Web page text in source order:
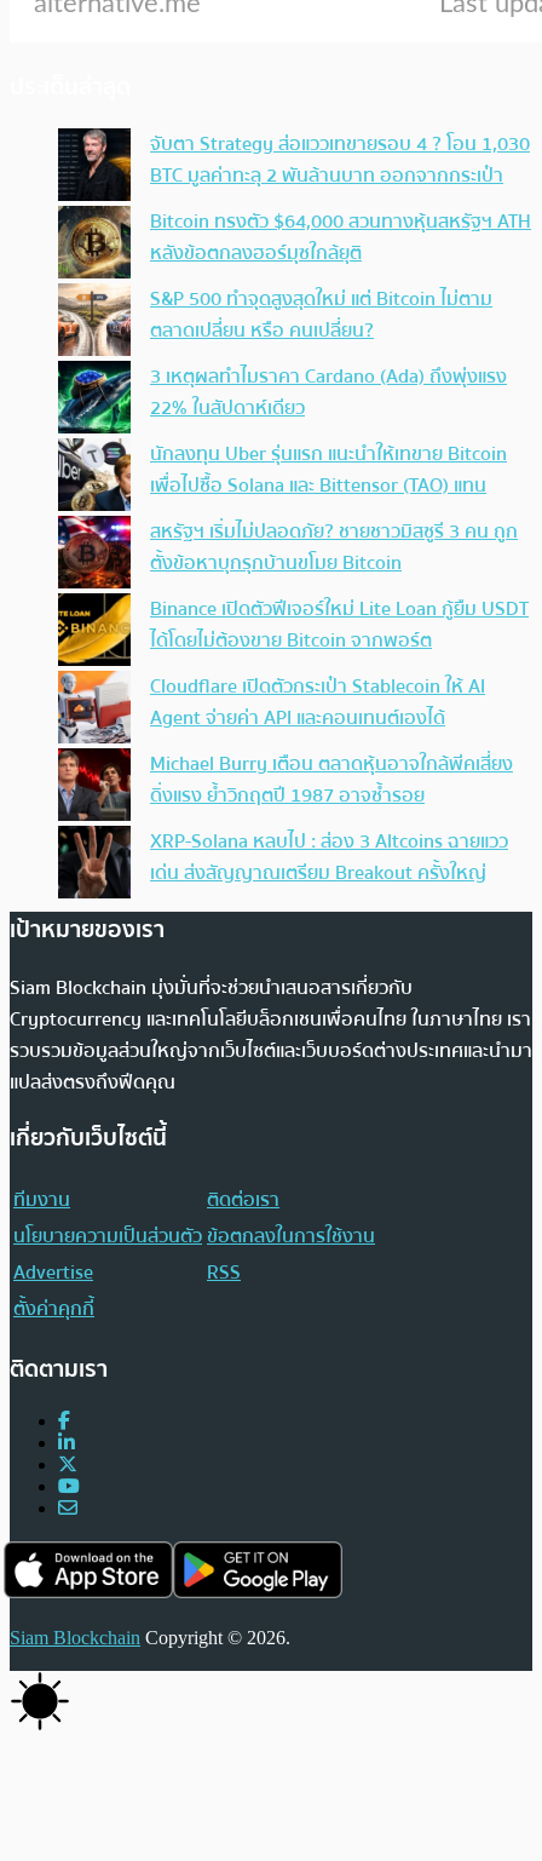
จับตา Strategy ส่อแววเทขายรอบ 4 ? โอน 1,030
BTC มูลค่าทะลุ 2 พันล้านบาท ออกจากกระเป๋า
Bitcoin ทรงตัว $64,000 สวนทางหุ้นสหรัฐฯ ATH
หลังข้อตกลงฮอร์มุซใกล้ยุติ
S&P 500 ทำจุดสูงสุดใหม่ แต่ Bitcoin ไม่ตาม
ตลาดเปลี่ยน หรือ คนเปลี่ยน?
3 เหตุผลทำไมราคา Cardano (Ada) ถึงพุ่งแรง
22% ในสัปดาห์เดียว
นักลงทุน Uber รุ่นแรก แนะนำให้เทขาย Bitcoin
เพื่อไปซื้อ Solana และ Bittensor (TAO) แทน
สหรัฐฯ เริ่มไม่ปลอดภัย? ชายชาวมิสซูรี 3 คน ถูก
ตั้งข้อหาบุกรุกบ้านขโมย Bitcoin
Binance เปิดตัวฟีเจอร์ใหม่ Lite Loan กู้ยืม USDT
ได้โดยไม่ต้องขาย Bitcoin จากพอร์ต
Cloudflare เปิดตัวกระเป๋า Stablecoin ให้ AI
Agent จ่ายค่า API และคอนเทนต์เองได้
Michael Burry เตือน ตลาดหุ้นอาจใกล้พีคเสี่ยง
ดิ่งแรง ย้ำวิกฤตปี 1987 อาจซ้ำรอย
XRP-Solana หลบไป : ส่อง 3 Altcoins ฉายแวว
เด่น ส่งสัญญาณเตรียม Breakout ครั้งใหญ่
เป้าหมายของเรา
Siam Blockchain มุ่งมั่นที่จะช่วยนำเสนอสารเกี่ยวกับ
Cryptocurrency และเทคโนโลยีบล็อกเชนเพื่อคนไทย ในภาษาไทย เรา
รวบรวมข้อมูลส่วนใหญ่จากเว็บไซต์และเว็บบอร์ดต่างประเทศและนำมา
แปลส่งตรงถึงฟีดคุณ
เกี่ยวกับเว็บไซต์นี้
ทีมงาน
ติดต่อเรา
นโยบายความเป็นส่วนตัวข้อตกลงในการใช้งาน
Advertise
RSS
ตั้งค่าคุกกี้
ติดตามเรา
Siam Blockchain Copyright © 2026.